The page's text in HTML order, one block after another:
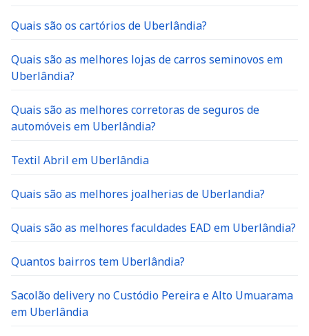
Quais são os cartórios de Uberlândia?
Quais são as melhores lojas de carros seminovos em
Uberlândia?
Quais são as melhores corretoras de seguros de
automóveis em Uberlândia?
Textil Abril em Uberlândia
Quais são as melhores joalherias de Uberlandia?
Quais são as melhores faculdades EAD em Uberlândia?
Quantos bairros tem Uberlândia?
Sacolão delivery no Custódio Pereira e Alto Umuarama
em Uberlândia